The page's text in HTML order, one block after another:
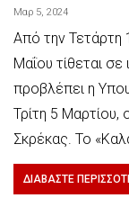
Μαρ 5, 2024
Από την Τετάρτη
Μαΐου τίθεται
προβλέπει η
Τρίτη 5
Σκρέκας. Το
ΔΙΑΒΆΣΤΕ